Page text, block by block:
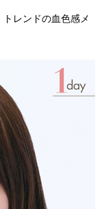
レンドの血色感メ